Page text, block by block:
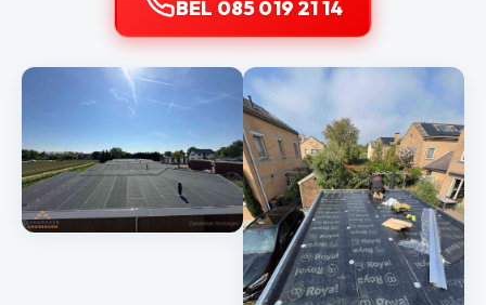
BEL 085 019 21 14